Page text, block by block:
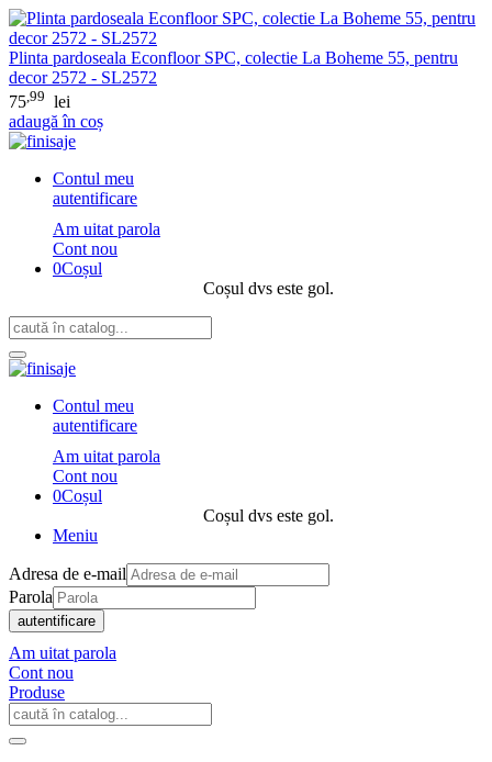
Plinta pardoseala Econfloor SPC, colectie La Boheme 55, pentru
decor 2572 - SL2572
75,99 lei
adaugă în coș
Contul meu
autentificare
Am uitat parola
Cont nou
0Coșul
Coșul dvs este gol.
Contul meu
autentificare
Am uitat parola
Cont nou
0Coșul
Coșul dvs este gol.
Meniu
Adresa de e-mail
Parola
autentificare
Am uitat parola
Cont nou
Produse